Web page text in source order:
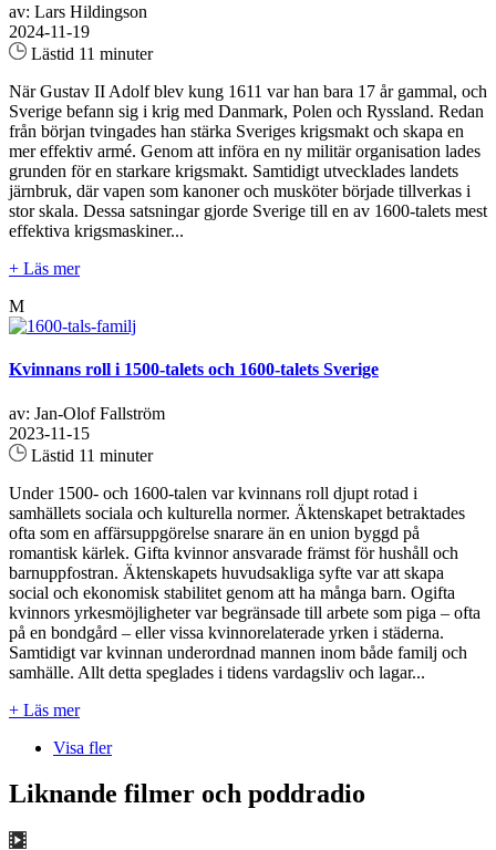
av: Lars Hildingson
2024-11-19
Lästid 11 minuter
När Gustav II Adolf blev kung 1611 var han bara 17 år gammal, och
Sverige befann sig i krig med Danmark, Polen och Ryssland. Redan
från början tvingades han stärka Sveriges krigsmakt och skapa en
mer effektiv armé. Genom att införa en ny militär organisation lades
grunden för en starkare krigsmakt. Samtidigt utvecklades landets
järnbruk, där vapen som kanoner och musköter började tillverkas i
stor skala. Dessa satsningar gjorde Sverige till en av 1600-talets mest
effektiva krigsmaskiner...
+ Läs mer
M
Kvinnans roll i 1500-talets och 1600-talets Sverige
av: Jan-Olof Fallström
2023-11-15
Lästid 11 minuter
Under 1500- och 1600-talen var kvinnans roll djupt rotad i
samhällets sociala och kulturella normer. Äktenskapet betraktades
ofta som en affärsuppgörelse snarare än en union byggd på
romantisk kärlek. Gifta kvinnor ansvarade främst för hushåll och
barnuppfostran. Äktenskapets huvudsakliga syfte var att skapa
social och ekonomisk stabilitet genom att ha många barn. Ogifta
kvinnors yrkesmöjligheter var begränsade till arbete som piga – ofta
på en bondgård – eller vissa kvinnorelaterade yrken i städerna.
Samtidigt var kvinnan underordnad mannen inom både familj och
samhälle. Allt detta speglades i tidens vardagsliv och lagar...
+ Läs mer
Visa fler
Liknande filmer och poddradio